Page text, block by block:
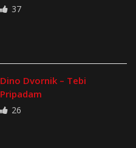
37
Dino Dvornik – Tebi
Pripadam
26